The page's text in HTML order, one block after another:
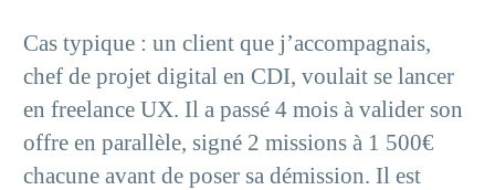
Cas typique : un client que j’accompagnais,
chef de projet digital en CDI, voulait se lancer
en freelance UX. Il a passé 4 mois à valider son
offre en parallèle, signé 2 missions à 1 500€
chacune avant de poser sa démission. Il est